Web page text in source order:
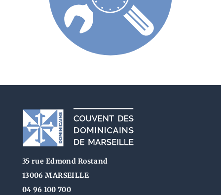
35 rue Edmond Rostand
13006 MARSEILLE
04 96 100 700